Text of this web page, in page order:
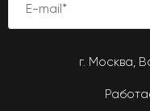
г. Москва,